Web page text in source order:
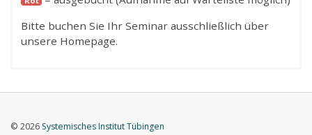
Bitte buchen Sie Ihr Seminar ausschließlich über
unsere Homepage.
© 2026 Systemisches Institut Tübingen